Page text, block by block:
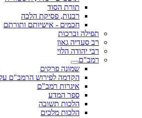
תורת הסוד
רבנות, פסיקת הלכה
חכמים - אישיותם ותורתם
תפילה וברכות
רב סעדיה גאון
רבי יהודה הלוי
רמב"ם
שמונה פרקים
הקדמה לפירוש הרמב"ם
איגרות רמב"ם
ספר המדע
הלכות תשובה
הלכות מלכים